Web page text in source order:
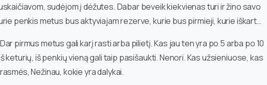
sudėjom į dėžutes. Dabar beveik kiekvienas turi ir žino savo
penkis metus bus aktyviajam rezerve, kurie bus pirmieji, kurie iškart…
pirmus metus gali karį rasti arba pilietį. Kas jau ten yra po 5 arba po 10
keturių, iš penkių vieną gali taip pasišaukti. Nenori. Kas užsieniuose, kas
Nežinau, kokie yra dalykai.